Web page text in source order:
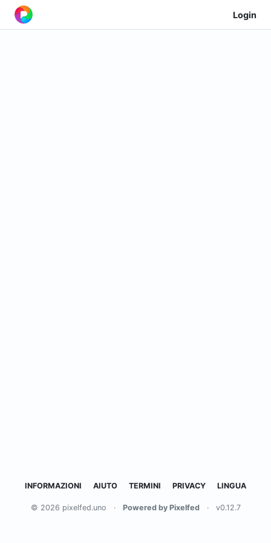
Login
INFORMAZIONI AIUTO TERMINI PRIVACY LINGUA
© 2026 pixelfed.uno · Powered by Pixelfed · v0.12.7